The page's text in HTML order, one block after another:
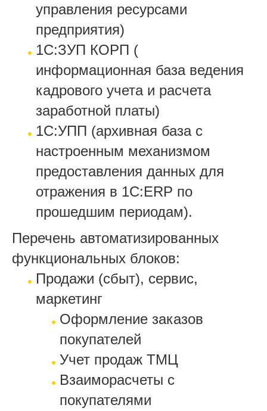
управления ресурсами
предприятия)
1С:ЗУП КОРП (
информационная база ведения
кадрового учета и расчета
заработной платы)
1С:УПП (архивная база с
настроенным механизмом
предоставления данных для
отражения в 1С:ERP по
прошедшим периодам).
Перечень автоматизированных
функциональных блоков:
Продажи (сбыт), сервис,
маркетинг
Оформление заказов
покупателей
Учет продаж ТМЦ
Взаиморасчеты с
покупателями